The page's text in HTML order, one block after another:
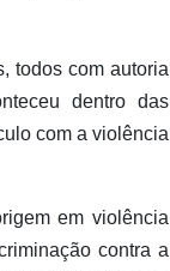
todos com autoria
dentro das
com a violência
em violência
contra a